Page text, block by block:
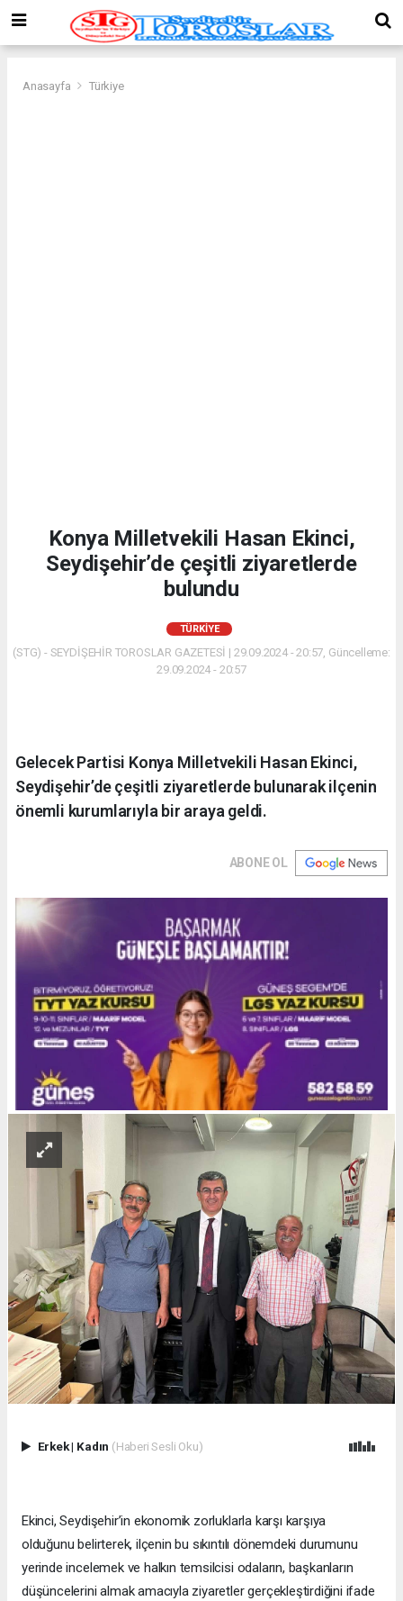
Anasayfa Türkiye
Konya Milletvekili Hasan Ekinci,
Seydişehir’de çeşitli ziyaretlerde
bulundu
TÜRKIYE
(STG) - SEYDİŞEHİR TOROSLAR GAZETESİ | 29.09.2024 - 20:57, Güncelleme:
29.09.2024 - 20:57
Gelecek Partisi Konya Milletvekili Hasan Ekinci,
Seydişehir’de çeşitli ziyaretlerde bulunarak ilçenin
önemli kurumlarıyla bir araya geldi.
ABONE OL
Erkek| Kadın (Haberi Sesli Oku)
Ekinci, Seydişehir’in ekonomik zorluklarla karşı karşıya
olduğunu belirterek, ilçenin bu sıkıntılı dönemdeki durumunu
yerinde incelemek ve halkın temsilcisi odaların, başkanların
düşüncelerini almak amacıyla ziyaretler gerçekleştirdiğini ifade